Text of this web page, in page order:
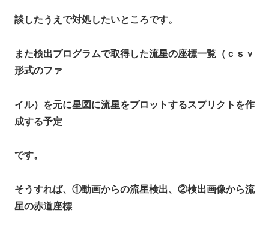
談したうえで対処したいところです。
また検出プログラムで取得した流星の座標一覧（ｃｓｖ
形式のファ
イル）を元に星図に流星をプロットするスプリクトを作
成する予定
です。
そうすれば、①動画からの流星検出、②検出画像から流
星の赤道座標